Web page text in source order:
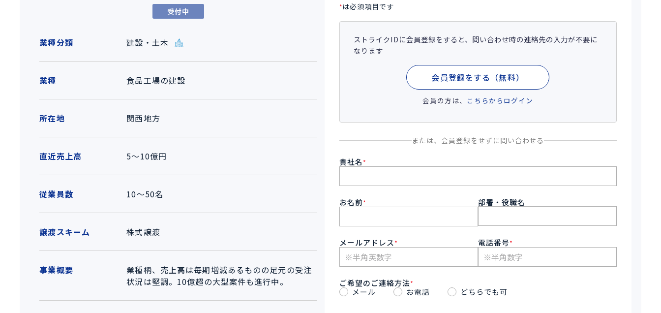
受付中
業種分類 建設・土木
業種 食品工場の建設
所在地 関西地方
直近売上高 5～10億円
従業員数 10～50名
譲渡スキーム 株式譲渡
事業概要
業種柄、売上高は毎期増減あるものの足元の受注
状況は堅調。10億超の大型案件も進行中。
*は必須項目です
ストライクIDに会員登録をすると、問い合わせ時の連絡先の入力が不要に
なります
会員登録をする（無料）
会員の方は、 こちらからログイン
または、会員登録をせずに問い合わせる
貴社名 *
お名前* 部署・役職名
メールアドレス * 電話番号*
ご希望のご連絡方法*
メール お電話 どちらでも可